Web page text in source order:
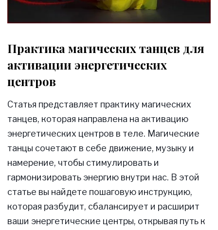
Практика магических танцев для
активации энергетических
центров
Статья представляет практику магических
танцев, которая направлена на активацию
энергетических центров в теле. Магические
танцы сочетают в себе движение, музыку и
намерение, чтобы стимулировать и
гармонизировать энергию внутри нас. В этой
статье вы найдете пошаговую инструкцию,
которая разбудит, сбалансирует и расширит
ваши энергетические центры, открывая путь к